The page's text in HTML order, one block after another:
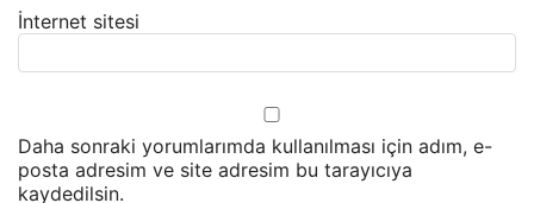
İnternet sitesi
Daha sonraki yorumlarımda kullanılması için adım, e-
posta adresim ve site adresim bu tarayıcıya
kaydedilsin.